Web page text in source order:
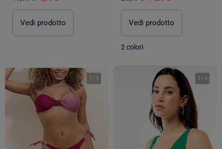
Vedi prodotto Vedi prodotto
2 colori
1 / 3 1 /4